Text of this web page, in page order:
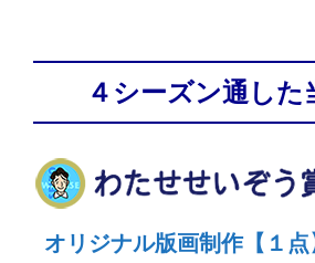
４シーズン通した
オリジナル版画制作【１点